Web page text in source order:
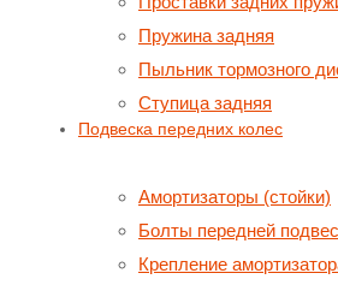
Пружина задняя
Пыльник тормозного
Ступица задняя
Подвеска передних колес
Амортизаторы (стойки)
Болты передней
Крепление